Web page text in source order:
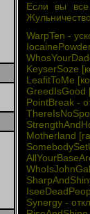
Если вы все
WarpTen -
KeyserSoze
LeafitToMe
GreedIsGood
PointBreak -
Motherland
Synergy -